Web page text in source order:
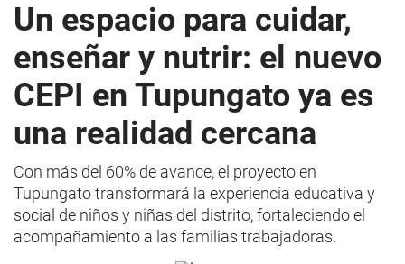
Un espacio para cuidar,
enseñar y nutrir: el nuevo
CEPI en Tupungato ya es
una realidad cercana
Con más del 60% de avance, el proyecto en
Tupungato transformará la experiencia educativa y
social de niños y niñas del distrito, fortaleciendo el
acompañamiento a las familias trabajadoras.